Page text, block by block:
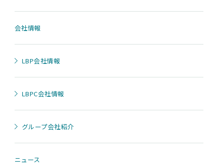
会社情報
LBP会社情報
LBPC会社情報
グループ会社紹介
ニュース